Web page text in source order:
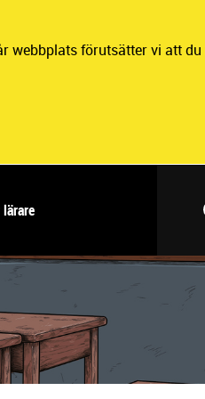
webbplats förutsätter vi att